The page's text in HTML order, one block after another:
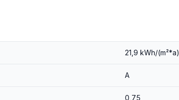
21,9 kWh/(m²*a)
A
0,75